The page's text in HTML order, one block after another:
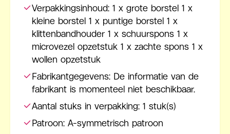
Verpakkingsinhoud: 1 x grote borstel 1 x
kleine borstel 1 x puntige borstel 1 x
klittenbandhouder 1 x schuurspons 1 x
microvezel opzetstuk 1 x zachte spons 1 x
wollen opzetstuk
Fabrikantgegevens: De informatie van de
fabrikant is momenteel niet beschikbaar.
Aantal stuks in verpakking: 1 stuk(s)
Patroon: A-symmetrisch patroon